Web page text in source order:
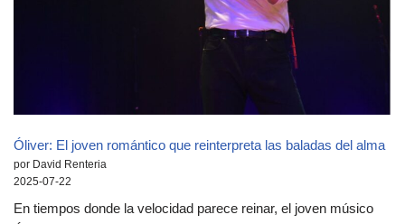
Óliver: El joven romántico que reinterpreta las baladas del alma
por David Renteria
2025-07-22
En tiempos donde la velocidad parece reinar, el joven músico